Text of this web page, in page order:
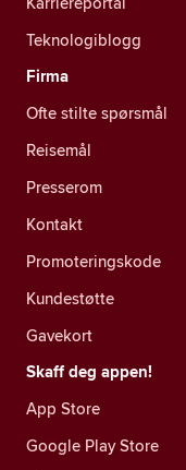
Teknologiblogg
Firma
Ofte stilte spørsmål
Reisemål
Presserom
Kontakt
Promoteringskode
Kundestøtte
Gavekort
Skaff deg appen!
App Store
Google Play Store